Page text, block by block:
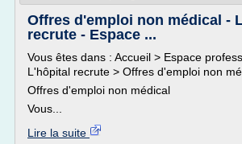
Offres d'emploi non médical -
recrute - Espace ...
Vous êtes dans : Accueil > Espace
L'hôpital recrute > Offres d'emploi non
Offres d'emploi non médical
Vous...
Lire la suite